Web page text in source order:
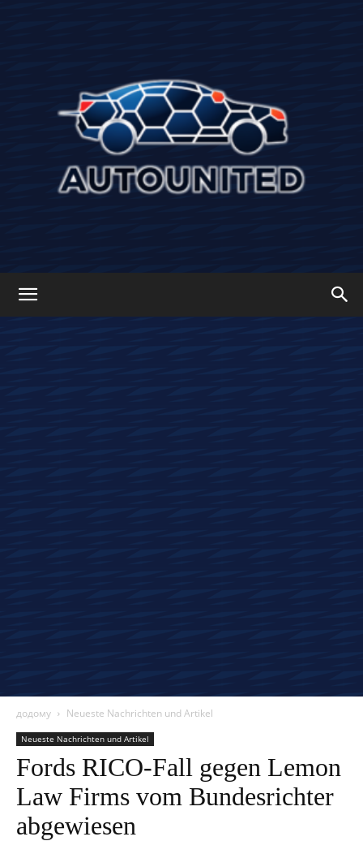
додому Neueste Nachrichten und Artikel
Neueste Nachrichten und Artikel
Fords RICO-Fall gegen Lemon
Law Firms vom Bundesrichter
abgewiesen